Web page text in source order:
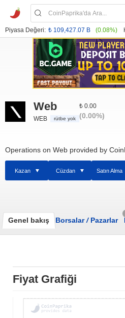
Piyasa Değeri: ₺ 109,427.07 B (0.08%)
Web
WEB rütbe yok
₺ 0.00
(0.00%)
Operations on Web provided by
Kazan Cüzdan Satın Alma
Genel bakış Borsalar/Pazarlar
Fiyat Grafiği